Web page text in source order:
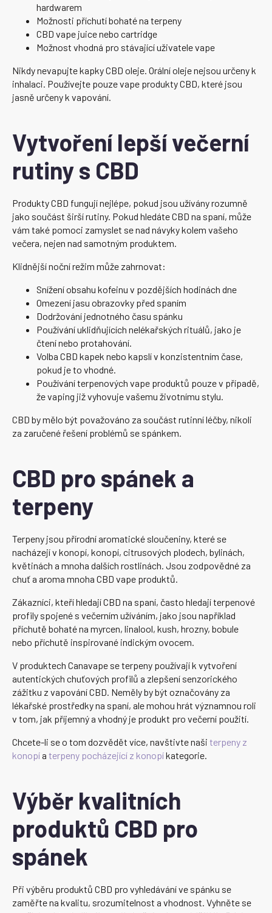
hardwarem
Možnosti příchutí bohaté na terpeny
CBD vape juice nebo cartridge
Možnost vhodná pro stávající uživatele vape
Nikdy nevapujte kapky CBD oleje. Orální oleje nejsou určeny k
inhalaci. Používejte pouze vape produkty CBD, které jsou
jasně určeny k vapování.
Vytvoření lepší večerní
rutiny s CBD
Produkty CBD fungují nejlépe, pokud jsou užívány rozumně
jako součást širší rutiny. Pokud hledáte CBD na spaní, může
vám také pomoci zamyslet se nad návyky kolem vašeho
večera, nejen nad samotným produktem.
Klidnější noční režim může zahrnovat:
Snížení obsahu kofeinu v pozdějších hodinách dne
Omezení jasu obrazovky před spaním
Dodržování jednotného času spánku
Používání uklidňujících nelékařských rituálů, jako je
čtení nebo protahování.
Volba CBD kapek nebo kapslí v konzistentním čase,
pokud je to vhodné.
Používání terpenových vape produktů pouze v případě,
že vaping již vyhovuje vašemu životnímu stylu.
CBD by mělo být považováno za součást rutinní léčby, nikoli
za zaručené řešení problémů se spánkem.
CBD pro spánek a
terpeny
Terpeny jsou přírodní aromatické sloučeniny, které se
nacházejí v konopí, konopí, citrusových plodech, bylinách,
květinách a mnoha dalších rostlinách. Jsou zodpovědné za
chuť a aroma mnoha CBD vape produktů.
Zákazníci, kteří hledají CBD na spaní, často hledají terpenové
profily spojené s večerním užíváním, jako jsou například
příchutě bohaté na myrcen, linalool, kush, hrozny, bobule
nebo příchutě inspirované indickým ovocem.
V produktech Canavape se terpeny používají k vytvoření
autentických chuťových profilů a zlepšení senzorického
zážitku z vapování CBD. Neměly by být označovány za
lékařské prostředky na spaní, ale mohou hrát významnou roli
v tom, jak příjemný a vhodný je produkt pro večerní použití.
Chcete-li se o tom dozvědět více, navštivte naši terpeny z
konopía terpeny pocházející z konopíkategorie.
Výběr kvalitních
produktů CBD pro
spánek
Při výběru produktů CBD pro vyhledávání ve spánku se
zaměřte na kvalitu, srozumitelnost a vhodnost. Vyhněte se